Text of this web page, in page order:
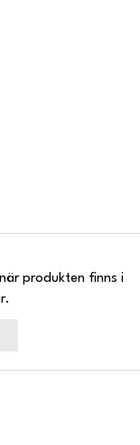
produkten finns i